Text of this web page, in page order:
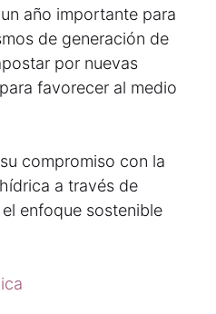
año importante para
de generación de
por nuevas
favorecer al medio
compromiso con la
a través de
enfoque sostenible